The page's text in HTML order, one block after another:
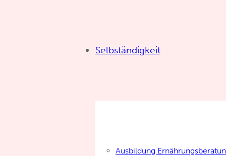
Selbständigkeit
Ausbildung